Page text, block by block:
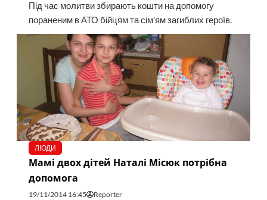
Під час молитви збирають кошти на допомогу
пораненим в АТО бійцям та сім'ям загиблих героїв.
ЛЮДИ
Мамі двох дітей Наталі Місюк потрібна
допомога
19/11/2014 16:45 Reporter